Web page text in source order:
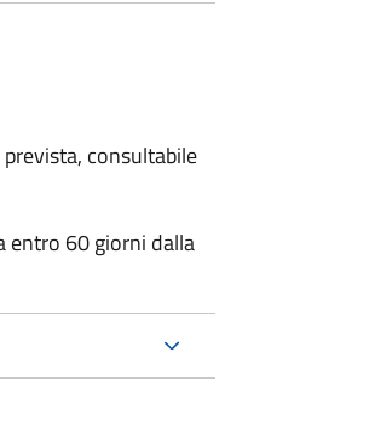
consultabile
entro 60 giorni dalla